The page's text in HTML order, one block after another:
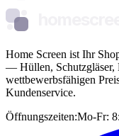
Home Screen ist Ihr
— Hüllen, Schutzgläser,
wettbewerbsfähigen
Kundenservice.
Öffnungszeiten:Mo-Fr: